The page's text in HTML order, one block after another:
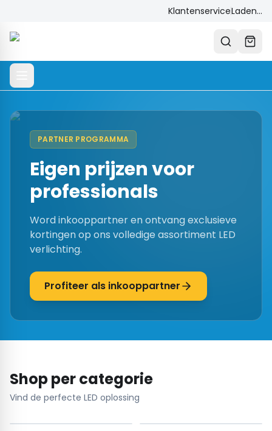
KlantenserviceLaden...
PARTNER PROGRAMMA
Eigen prijzen voor
professionals
Word inkooppartner en ontvang exclusieve
kortingen op ons volledige assortiment LED
verlichting.
Profiteer als inkooppartner
Shop per categorie
Vind de perfecte LED oplossing